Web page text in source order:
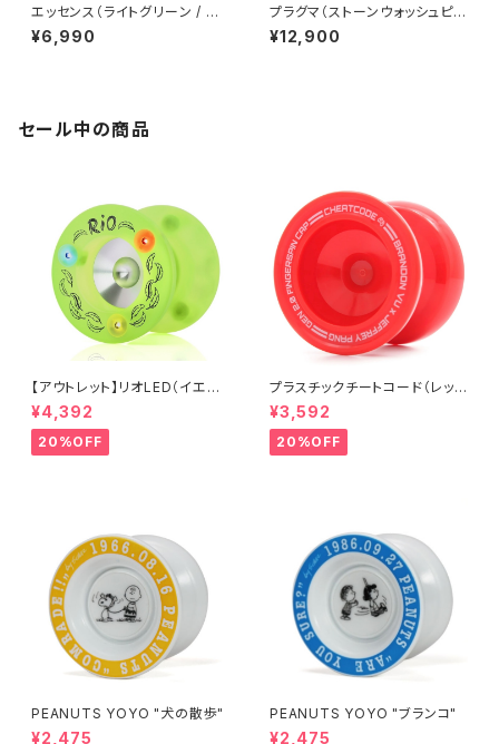
エッセンス（ライトグリーン / グ
リーン）
¥6,990
プラグマ（ストーンウォッシュピン
ク）
¥12,900
セール中の商品
【アウトレット】リオLED（イエロ
ー）
¥4,392
20%OFF
プラスチックチートコード（レッ
ド）
¥3,592
20%OFF
PEANUTS YOYO "犬の散歩"
¥2,475
PEANUTS YOYO "ブランコ"
¥2,475